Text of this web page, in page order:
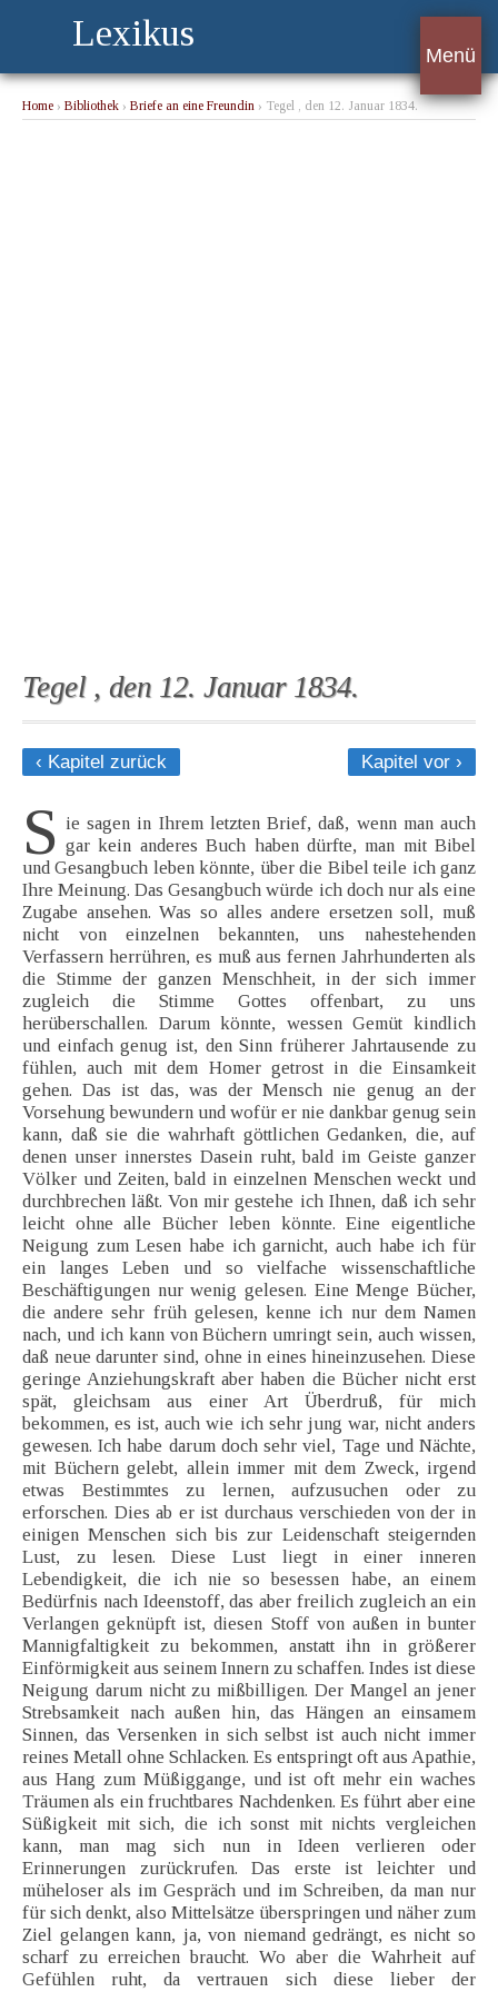
Lexikus
Menü
Home › Bibliothek › Briefe an eine Freundin › Tegel , den 12. Januar 1834.
Tegel , den 12. Januar 1834.
‹ Kapitel zurück Kapitel vor ›
S ie sagen in Ihrem letzten Brief, daß, wenn man auch
gar kein anderes Buch haben dürfte, man mit Bibel
und Gesangbuch leben könnte, über die Bibel teile ich ganz
Ihre Meinung. Das Gesangbuch würde ich doch nur als eine
Zugabe ansehen. Was so alles andere ersetzen soll, muß
nicht von einzelnen bekannten, uns nahestehenden
Verfassern herrühren, es muß aus fernen Jahrhunderten als
die Stimme der ganzen Menschheit, in der sich immer
zugleich die Stimme Gottes offenbart, zu uns
herüberschallen. Darum könnte, wessen Gemüt kindlich
und einfach genug ist, den Sinn früherer Jahrtausende zu
fühlen, auch mit dem Homer getrost in die Einsamkeit
gehen. Das ist das, was der Mensch nie genug an der
Vorsehung bewundern und wofür er nie dankbar genug sein
kann, daß sie die wahrhaft göttlichen Gedanken, die, auf
denen unser innerstes Dasein ruht, bald im Geiste ganzer
Völker und Zeiten, bald in einzelnen Menschen weckt und
durchbrechen läßt. Von mir gestehe ich Ihnen, daß ich sehr
leicht ohne alle Bücher leben könnte. Eine eigentliche
Neigung zum Lesen habe ich garnicht, auch habe ich für
ein langes Leben und so vielfache wissenschaftliche
Beschäftigungen nur wenig gelesen. Eine Menge Bücher,
die andere sehr früh gelesen, kenne ich nur dem Namen
nach, und ich kann von Büchern umringt sein, auch wissen,
daß neue darunter sind, ohne in eines hineinzusehen. Diese
geringe Anziehungskraft aber haben die Bücher nicht erst
spät, gleichsam aus einer Art Überdruß, für mich
bekommen, es ist, auch wie ich sehr jung war, nicht anders
gewesen. Ich habe darum doch sehr viel, Tage und Nächte,
mit Büchern gelebt, allein immer mit dem Zweck, irgend
etwas Bestimmtes zu lernen, aufzusuchen oder zu
erforschen. Dies ab er ist durchaus verschieden von der in
einigen Menschen sich bis zur Leidenschaft steigernden
Lust, zu lesen. Diese Lust liegt in einer inneren
Lebendigkeit, die ich nie so besessen habe, an einem
Bedürfnis nach Ideenstoff, das aber freilich zugleich an ein
Verlangen geknüpft ist, diesen Stoff von außen in bunter
Mannigfaltigkeit zu bekommen, anstatt ihn in größerer
Einförmigkeit aus seinem Innern zu schaffen. Indes ist diese
Neigung darum nicht zu mißbilligen. Der Mangel an jener
Strebsamkeit nach außen hin, das Hängen an einsamem
Sinnen, das Versenken in sich selbst ist auch nicht immer
reines Metall ohne Schlacken. Es entspringt oft aus Apathie,
aus Hang zum Müßiggange, und ist oft mehr ein waches
Träumen als ein fruchtbares Nachdenken. Es führt aber eine
Süßigkeit mit sich, die ich sonst mit nichts vergleichen
kann, man mag sich nun in Ideen verlieren oder
Erinnerungen zurückrufen. Das erste ist leichter und
müheloser als im Gespräch und im Schreiben, da man nur
für sich denkt, also Mittelsätze überspringen und näher zum
Ziel gelangen kann, ja, von niemand gedrängt, es nicht so
scharf zu erreichen braucht. Wo aber die Wahrheit auf
Gefühlen ruht, da vertrauen sich diese lieber der